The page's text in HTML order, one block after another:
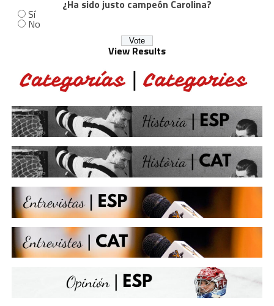
¿Ha sido justo campeón Carolina?
Sí
No
View Results